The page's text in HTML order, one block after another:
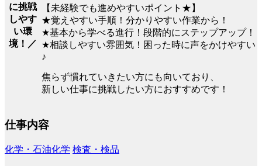
に挑戦
しやす
い環
境！／
【未経験でも進めやすいポイント★】
★覚えやすい手順！分かりやすい作業から！
★基本から学べる進行！段階的にステップアップ！
★相談しやすい雰囲気！困った時に声をかけやすい
♪
焦らず慣れていきたい方にも向いており、
新しい仕事に挑戦したい方におすすめです！
仕事内容
化学・石油化学 検査・検品